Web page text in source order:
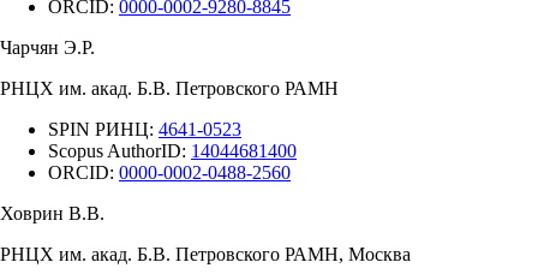
ORCID: 0000-0002-9280-8845
Чарчян Э.Р.
РНЦХ им. акад. Б.В. Петровского РАМН
SPIN РИНЦ: 4641-0523
Scopus AuthorID: 14044681400
ORCID: 0000-0002-0488-2560
Ховрин В.В.
РНЦХ им. акад. Б.В. Петровского РАМН, Москва